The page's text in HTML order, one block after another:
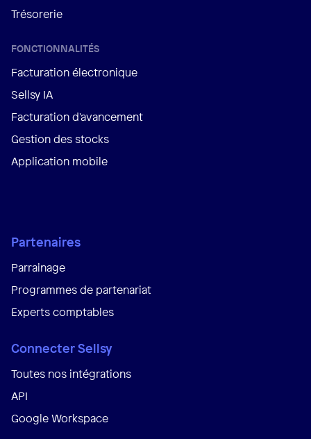
Trésorerie
FONCTIONNALITÉS
Facturation électronique
Sellsy IA
Facturation d'avancement
Gestion des stocks
Application mobile
Partenaires
Parrainage
Programmes de partenariat
Experts comptables
Connecter Sellsy
Toutes nos intégrations
API
Google Workspace